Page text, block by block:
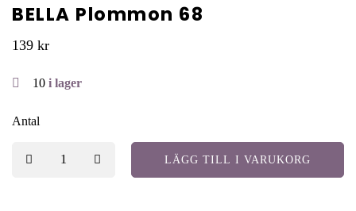
BELLA Plommon 68
139 kr
10 i lager
Antal
LÄGG TILL I VARUKORG